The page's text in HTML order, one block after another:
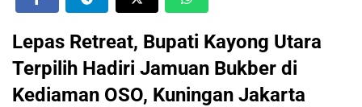
Lepas Retreat, Bupati Kayong Utara
Terpilih Hadiri Jamuan Bukber di
Kediaman OSO, Kuningan Jakarta